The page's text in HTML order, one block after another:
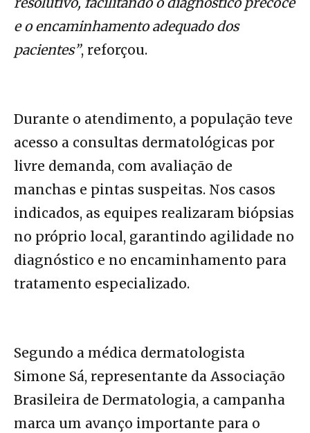
e o encaminhamento adequado dos
pacientes”, reforçou.
Durante o atendimento, a população teve
acesso a consultas dermatológicas por
livre demanda, com avaliação de
manchas e pintas suspeitas. Nos casos
indicados, as equipes realizaram biópsias
no próprio local, garantindo agilidade no
diagnóstico e no encaminhamento para
tratamento especializado.
Segundo a médica dermatologista
Simone Sá, representante da Associação
Brasileira de Dermatologia, a campanha
marca um avanço importante para o